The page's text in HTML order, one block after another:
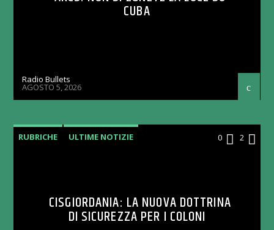
CUBA
Radio Bullets
AGOSTO 5, 2026
RUBRICHE ULTIME NOTIZIE 0 2
CISGIORDANIA: LA NUOVA DOTTRINA
DI SICUREZZA PER I COLONI